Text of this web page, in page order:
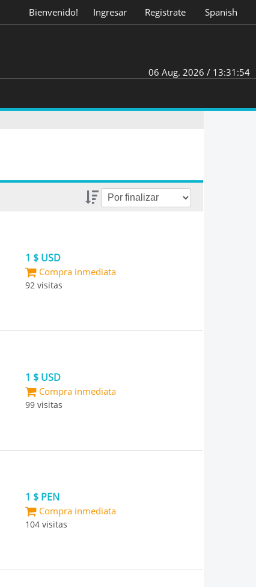
Bienvenido! Ingresar Registrate Spanish
06 Aug. 2026 / 13:31:55
1 $ USD
Compra inmediata
92 visitas
1 $ USD
Compra inmediata
99 visitas
1 $ PEN
Compra inmediata
104 visitas